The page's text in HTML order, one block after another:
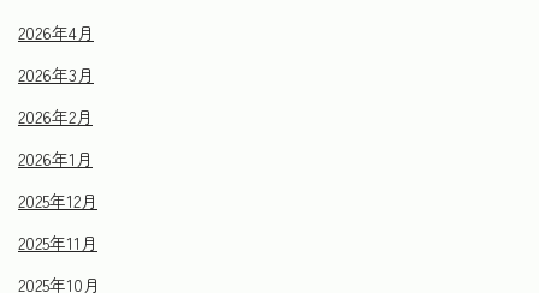
2026年4月
2026年3月
2026年2月
2026年1月
2025年12月
2025年11月
2025年10月